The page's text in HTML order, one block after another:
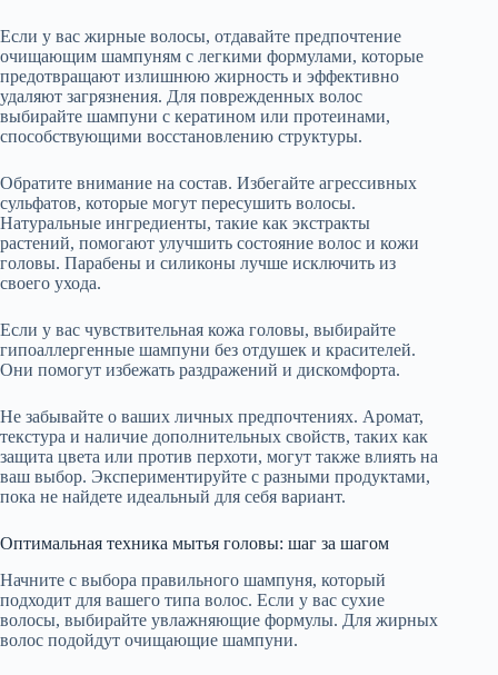
Если у вас жирные волосы, отдавайте предпочтение
очищающим шампуням с легкими формулами, которые
предотвращают излишнюю жирность и эффективно
удаляют загрязнения. Для поврежденных волос
выбирайте шампуни с кератином или протеинами,
способствующими восстановлению структуры.
Обратите внимание на состав. Избегайте агрессивных
сульфатов, которые могут пересушить волосы.
Натуральные ингредиенты, такие как экстракты
растений, помогают улучшить состояние волос и кожи
головы. Парабены и силиконы лучше исключить из
своего ухода.
Если у вас чувствительная кожа головы, выбирайте
гипоаллергенные шампуни без отдушек и красителей.
Они помогут избежать раздражений и дискомфорта.
Не забывайте о ваших личных предпочтениях. Аромат,
текстура и наличие дополнительных свойств, таких как
защита цвета или против перхоти, могут также влиять на
ваш выбор. Экспериментируйте с разными продуктами,
пока не найдете идеальный для себя вариант.
Оптимальная техника мытья головы: шаг за шагом
Начните с выбора правильного шампуня, который
подходит для вашего типа волос. Если у вас сухие
волосы, выбирайте увлажняющие формулы. Для жирных
волос подойдут очищающие шампуни.